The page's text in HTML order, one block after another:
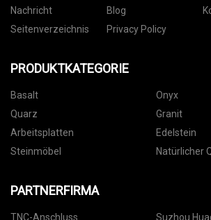
Nachricht
Blog
Seitenverzeichnis
Privacy Policy
PRODUKTKATEGORIE
Basalt
Onyx
Quarz
Granit
Arbeitsplatten
Edelstein
Steinmöbel
Natürlicher
PARTNERFIRMA
TNC-Anschluss Suzhou